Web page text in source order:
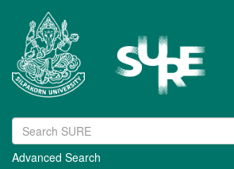
Advanced Search